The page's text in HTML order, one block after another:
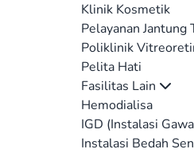
Klinik Kosmetik
Pelayanan Jantung
Poliklinik
Pelita Hati
Fasilitas Lain
Hemodialisa
IGD (Instalasi
Instalasi Bedah